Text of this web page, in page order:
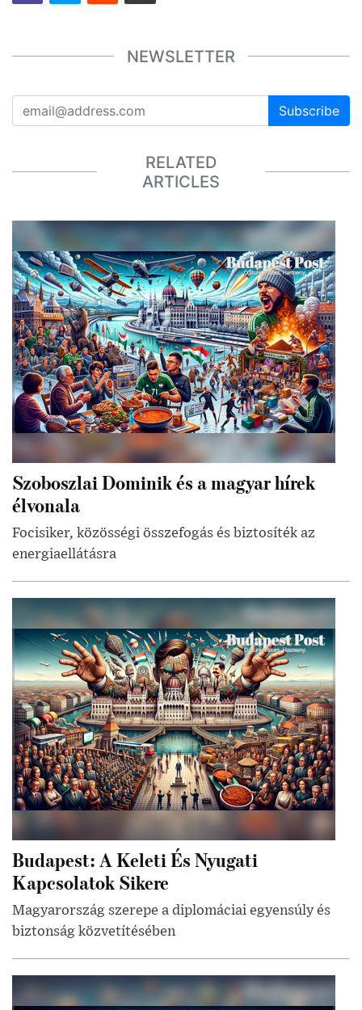
NEWSLETTER
Subscribe
RELATED
ARTICLES
Szoboszlai Dominik és a magyar hírek
élvonala
Focisiker, közösségi összefogás és biztosíték az
energiaellátásra
Budapest: A Keleti És Nyugati
Kapcsolatok Sikere
Magyarország szerepe a diplomáciai egyensúly és
biztonság közvetítésében